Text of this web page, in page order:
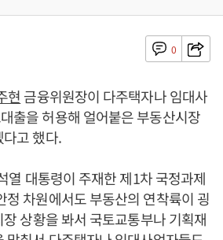
0
현 금융위원장이 다주택자나 임대사
출을 허용해 얼어붙은 부동산시장
고 했다.
열 대통령이 주재한 제1차 국정과제
정 차원에서도 부동산의 연착륙이 굉
상황을 봐서 국토교통부나 기획재